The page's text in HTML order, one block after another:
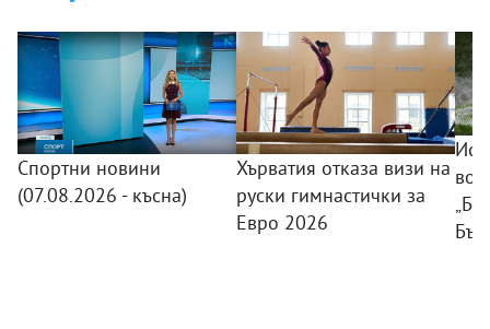
Спортни новини
(07.08.2026 - късна)
Хърватия отказа визи на
руски гимнастички за
Евро 2026